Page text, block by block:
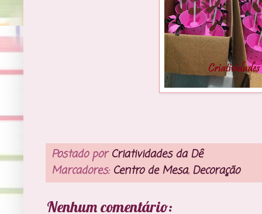
Postado porCriatividades da Dê
Marcadores: Centro de Mesa, Decoração
Nenhum comentário: